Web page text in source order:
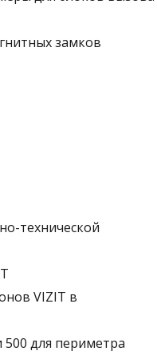
замков
технической
VIZIT в
для периметра